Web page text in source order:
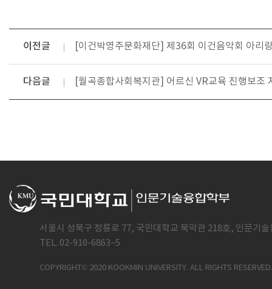
이전글 [이건박영주문화재단] 제36회 이건음악회 아리
다음글 [월곡종합사회복지관] 어르신 VR교육 진행보조
서울시 성북구 정릉로 77, 국민대학교 북악관 218호, 인문기
TEL. 02-910-6863~5
COPYRIGHT© 2020 KOOKMIN UNIVERSITY. ALL RIGHTS RESERVED.